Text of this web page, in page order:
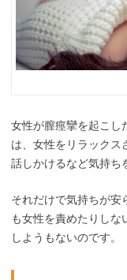
女性が膣痙攣を起こし
は、女性をリラックス
話しかけるなど気持ち
それだけで気持ちが安
も女性を責めたりしな
しようもないのです。